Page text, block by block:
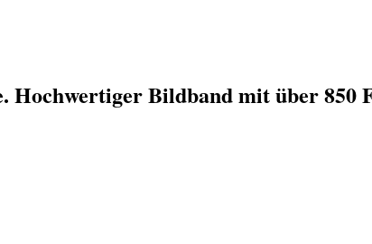
Hochwertiger Bildband mit über 850